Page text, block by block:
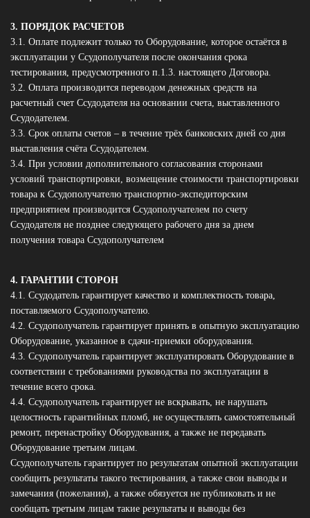
3. ПОРЯДОК РАСЧЕТОВ
3.1. Оплате подлежит только то Оборудование, которое остаётся в
эксплуатации у Ссудополучателя после окончания срока
тестирования, предусмотренного п.1.3. настоящего Договора.
3.2. Оплата производится переводом денежных средств на
расчетный счет Ссудодателя на основании счета, выставленного
Ссудодателем.
3.3. Срок оплаты счетов – в течение трёх банковских дней со дня
выставления счёта Ссудодателем.
3.4. При условии дополнительного согласования сторонами
условий транспортировки, возмещение стоимости транспортировки
товара к Ссудополучателю транспортно-экспедиторским
предприятием производится Ссудополучателем по счету
Ссудодателя не позднее следующего рабочего дня за днем
получения товара Ссудополучателем
4. ГАРАНТИИ СТОРОН
4.1. Ссудодатель гарантирует качество и комплектность товара,
поставляемого Ссудополучателю.
4.2. Ссудополучатель гарантирует принять в опытную эксплуатацию
Оборудование, указанное в сдачи-приемки оборудования.
4.3. Ссудополучатель гарантирует эксплуатировать Оборудование в
соответствии с требованиями руководства по эксплуатации в
течение всего срока.
4.4. Ссудополучатель гарантирует не вскрывать, не нарушать
целостность гарантийных пломб, не осуществлять самостоятельный
ремонт, перенастройку Оборудования, а также не передавать
Оборудование третьим лицам.
Ссудополучатель гарантирует по результатам опытной эксплуатации
сообщить результаты такого тестирования, а также свои выводы и
замечания (пожелания), а также обязуется не публиковать и не
сообщать третьим лицам такие результаты и выводы без